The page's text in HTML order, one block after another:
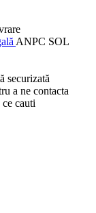
ANPC SOL
securizată
a ne contacta
ce cauti